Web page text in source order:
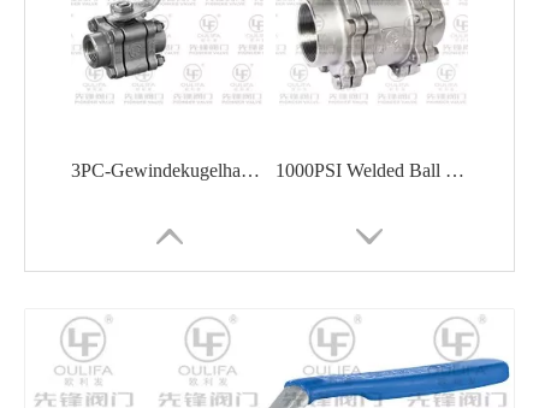
3PC-Gewindekugelhahn Q11F-100P 1000PSI Welded Ball Valve Shipbuilding Oil Chemical